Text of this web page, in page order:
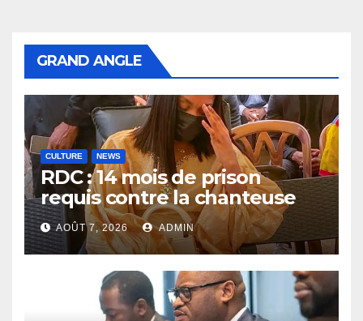
GRAND ANGLE
CULTURE NEWS
RDC : 14 mois de prison
requis contre la chanteuse
Rebo Tchulo, la partie civile
réclame 250 000 USD de
dommages et intérêts
AOÛT 7, 2026 ADMIN